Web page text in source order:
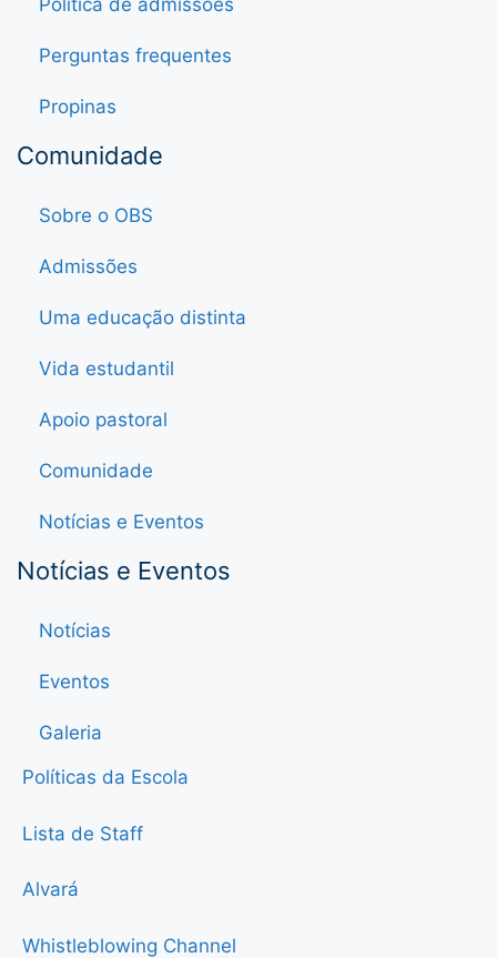
Política de admissões
Perguntas frequentes
Propinas
Comunidade
Sobre o OBS
Admissões
Uma educação distinta
Vida estudantil
Apoio pastoral
Comunidade
Notícias e Eventos
Notícias e Eventos
Notícias
Eventos
Galeria
Políticas da Escola
Lista de Staff
Alvará
Whistleblowing Channel